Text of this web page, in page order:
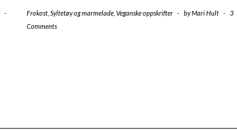
-
Frokost Syltetøy og marmelade Veganske oppskrifter - byMari Hult -
3
Comments